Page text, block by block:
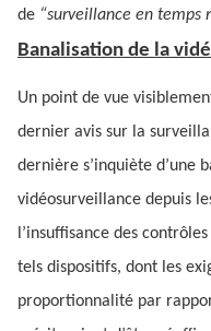
de “surveillance en temps
Banalisation de la
Un point de vue
dernier avis sur la
dernière s’inquiète d’une
vidéosurveillance depuis
l’insuffisance des
tels dispositifs, dont les
proportionnalité par